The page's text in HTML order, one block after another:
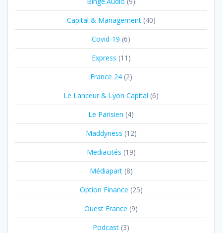
Capital & Management(40)
Covid-19 (6)
Express (11)
France 24(2)
Le Lanceur & Lyon Capital (6)
Le Parisien (4)
Maddyness (12)
Mediacités (19)
Médiapart(8)
Option Finance (25)
Ouest France (9)
Podcast (3)